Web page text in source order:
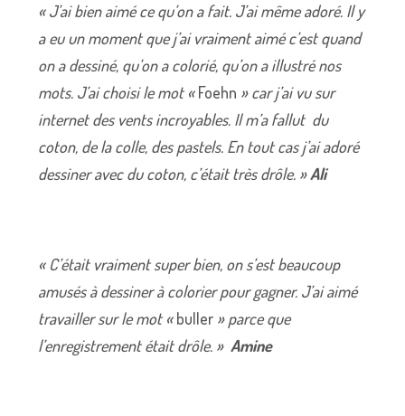
« J’ai bien aimé ce qu’on a fait. J’ai même adoré. Il y
a eu un moment que j’ai vraiment aimé c’est quand
on a dessiné, qu’on a colorié, qu’on a illustré nos
mots. J’ai choisi le mot «Foehn » car j’ai vu sur
internet des vents incroyables. Il m’a fallut du
coton, de la colle, des pastels. En tout cas j’ai adoré
dessiner avec du coton, c’était très drôle. »Ali
« C’était vraiment super bien, on s’est beaucoup
amusés à dessiner à colorier pour gagner. J’ai aimé
travailler sur le mot «buller » parce que
l’enregistrement était drôle. »Amine